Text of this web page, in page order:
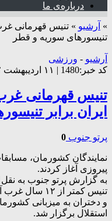
درباره‌ی ما
» آرشیو » تنیس قهرمانی غرب
تنیسور‌های سوریه و قطر
آرشیو - ورزشی
کد خبر:1480 | ۱۱ اردیبهشت ۱۴۰۲ ساعت ۲۲:۳۳
تنیس قهرمانی
ایران برابر
پرتو جنوب 0
نمایندگان کشورمان،
پیروزی آغاز کردند.
به گزارش پرتو جنوب به نقل
تنیس کمتر از
و دختران به میزبانی
استقلال برگزار شد.